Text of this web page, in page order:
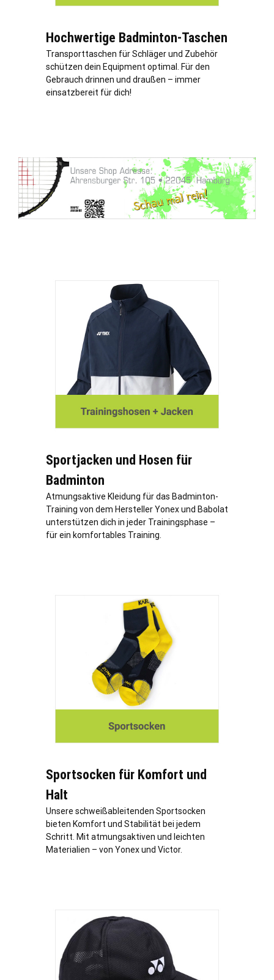
Hochwertige Badminton-Taschen
Transporttaschen für Schläger und Zubehör
schützen dein Equipment optimal. Für den
Gebrauch drinnen und draußen – immer
einsatzbereit für dich!
Sportjacken und Hosen für
Badminton
Atmungsaktive Kleidung für das Badminton-
Training von dem Hersteller Yonex und Babolat
unterstützen dich in jeder Trainingsphase –
für ein komfortables Training.
Sportsocken für Komfort und
Halt
Unsere schweißableitenden Sportsocken
bieten Komfort und Stabilität bei jedem
Schritt. Mit atmungsaktiven und leichten
Materialien – von Yonex und Victor.